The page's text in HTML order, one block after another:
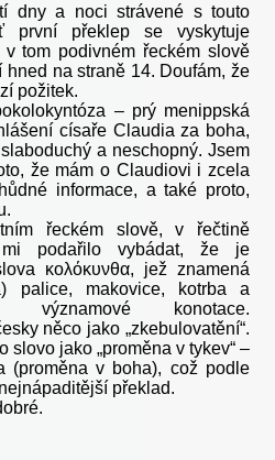
dny a noci strávené s touto
první překlep se vyskytuje
tom podivném řeckém slově
hned na straně 14. Doufám, že
požitek.
– prý menippská
císaře Claudia za boha,
a neschopný. Jsem
že mám o Claudiovi i zcela
informace, a také proto,
řeckém slově, v řečtině
podařilo vybádat, že je
κολόκυνθα, jež znamená
palice, makovice, kotrba a
významové konotace.
něco jako „zkebulovatění“.
slovo jako „proměna v tykev“ –
(proměna v boha), což podle
překlad.